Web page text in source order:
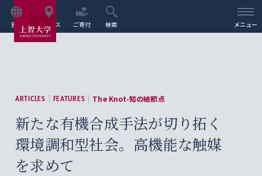
言語 アクセス ご寄付 検索 メニュー
ARTICLES FEATURES The Knot-知の結節点
新たな有機合成手法が切り拓く
環境調和型社会。高機能な触媒
を求めて